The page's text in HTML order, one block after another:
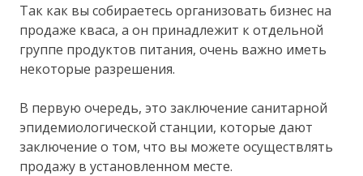
Так как вы собираетесь организовать бизнес на
продаже кваса, а он принадлежит к отдельной
группе продуктов питания, очень важно иметь
некоторые разрешения.
В первую очередь, это заключение санитарной
эпидемиологической станции, которые дают
заключение о том, что вы можете осуществлять
продажу в установленном месте.